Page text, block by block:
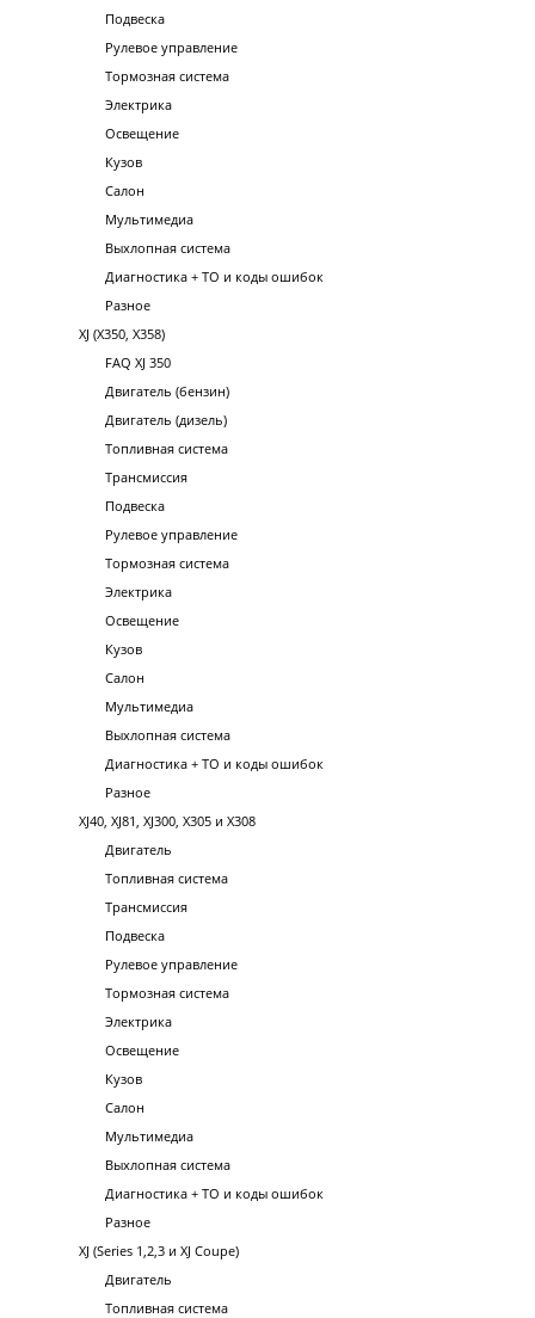
Подвеска
Рулевое управление
Тормозная система
Электрика
Освещение
Кузов
Салон
Мультимедиа
Выхлопная система
Диагностика + ТО и коды ошибок
Разное
XJ (X350, X358)
FAQ XJ 350
Двигатель (бензин)
Двигатель (дизель)
Топливная система
Трансмиссия
Подвеска
Рулевое управление
Тормозная система
Электрика
Освещение
Кузов
Салон
Мультимедиа
Выхлопная система
Диагностика + ТО и коды ошибок
Разное
XJ40, XJ81, XJ300, X305 и X308
Двигатель
Топливная система
Трансмиссия
Подвеска
Рулевое управление
Тормозная система
Электрика
Освещение
Кузов
Салон
Мультимедиа
Выхлопная система
Диагностика + ТО и коды ошибок
Разное
XJ (Series 1,2,3 и XJ Coupe)
Двигатель
Топливная система